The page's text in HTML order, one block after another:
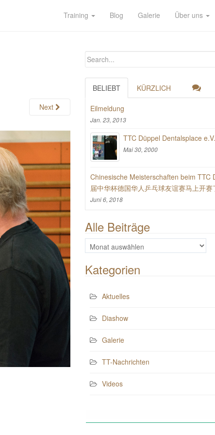
Training Blog Galerie Über uns
Next
BELIEBT KÜRZLICH
Eilmeldung
Jan. 23, 2013
TTC Düppel Dentalsplace e.V.
Mai 30, 2000
Chinesische Meisterschaften beim TTC
届中华杯德国华人乒乓球友谊赛马上开赛
Juni 6, 2018
Alle Beiträge
Alle
Beiträge
Kategorien
Aktuelles
Diashow
Galerie
TT-Nachrichten
Videos